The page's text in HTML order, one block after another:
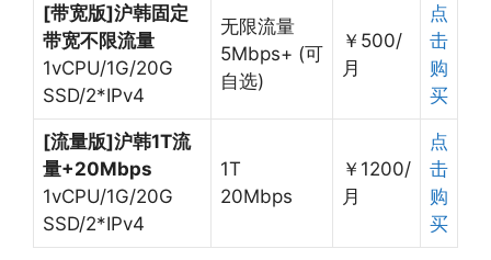
[带宽版]沪韩固定
带宽不限流量
1vCPU/1G/20G
SSD/2*IPv4
无限流量
5Mbps+ (可
自选)
￥500/
月
点
击
购
买
[流量版]沪韩1T流
量+20Mbps
1vCPU/1G/20G
SSD/2*IPv4
1T
20Mbps
￥1200/
月
点
击
购
买